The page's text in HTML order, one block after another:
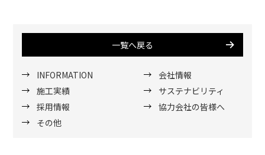
一覧へ戻る
INFORMATION
会社情報
施工実績
サステナビリティ
採用情報
協力会社の皆様へ
その他